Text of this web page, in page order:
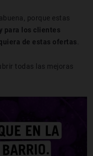
porque estas
para los clientes
de estas ofertas.
todas las mejoras